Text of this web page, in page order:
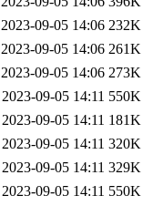
2023-09-05 14:06 232K
2023-09-05 14:06 261K
2023-09-05 14:06 273K
2023-09-05 14:11 550K
2023-09-05 14:11 181K
2023-09-05 14:11 320K
2023-09-05 14:11 329K
2023-09-05 14:11 550K